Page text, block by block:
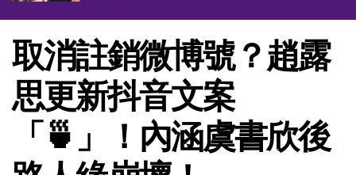
取消註銷微博號？趙露
思更新抖音文案
「🍵」！內涵虞書欣後